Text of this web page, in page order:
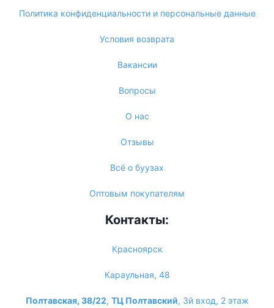
Политика конфиденциальности и персональные данные
Условия возврата
Вакансии
Вопросы
О нас
Отзывы
Всё о буузах
Оптовым покупателям
Контакты:
Красноярск
Караульная, 48
Полтавская, 38/22, ТЦ Полтавский, 3й вход, 2 этаж